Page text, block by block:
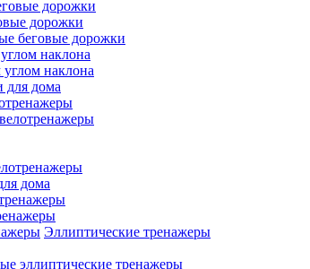
дорожки
дорожки
беговые дорожки
наклона
наклона
для дома
дома
Эллиптические тренажеры
эллиптические тренажеры